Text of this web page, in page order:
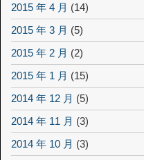
2015 年 4 月 (14)
2015 年 3 月 (5)
2015 年 2 月 (2)
2015 年 1 月 (15)
2014 年 12 月 (5)
2014 年 11 月 (3)
2014 年 10 月 (3)